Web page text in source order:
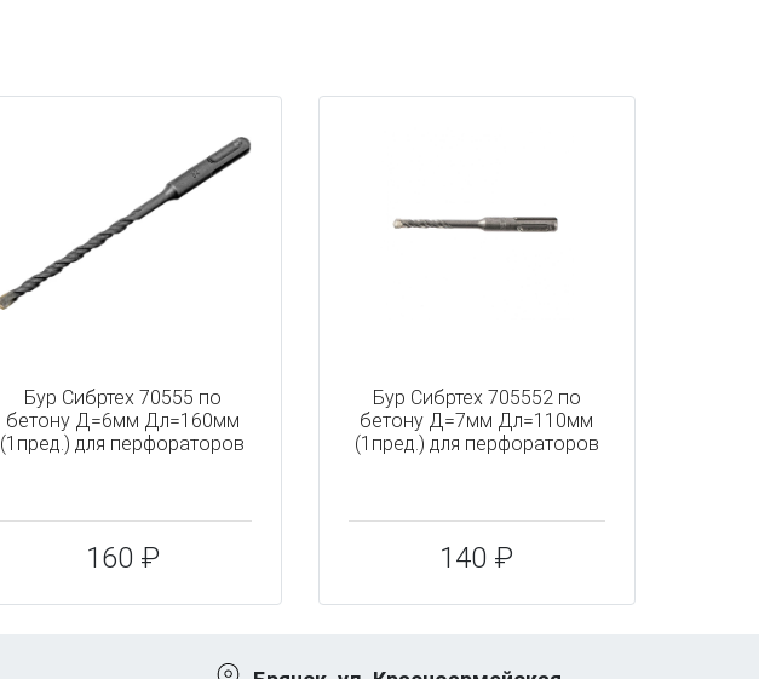
Бур Сибртех 70555 по
бетону Д=6мм Дл=160мм
(1пред.) для перфораторов
160 ₽
Бур Сибртех 705552 по
бетону Д=7мм Дл=110мм
(1пред.) для перфораторов
140 ₽